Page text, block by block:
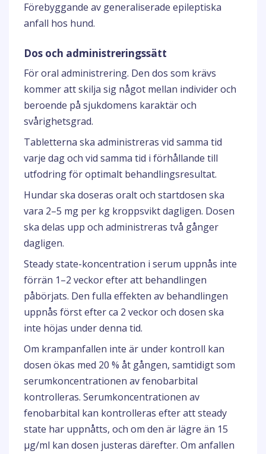
Förebyggande av generaliserade epileptiska
anfall hos hund.
Dos och administreringssätt
För oral administrering. Den dos som krävs
kommer att skilja sig något mellan individer och
beroende på sjukdomens karaktär och
svårighetsgrad.
Tabletterna ska administreras vid samma tid
varje dag och vid samma tid i förhållande till
utfodring för optimalt behandlingsresultat.
Hundar ska doseras oralt och startdosen ska
vara 2–5 mg per kg kroppsvikt dagligen. Dosen
ska delas upp och administreras två gånger
dagligen.
Steady state-koncentration i serum uppnås inte
förrän 1–2 veckor efter att behandlingen
påbörjats. Den fulla effekten av behandlingen
uppnås först efter ca 2 veckor och dosen ska
inte höjas under denna tid.
Om krampanfallen inte är under kontroll kan
dosen ökas med 20 % åt gången, samtidigt som
serumkoncentrationen av fenobarbital
kontrolleras. Serumkoncentrationen av
fenobarbital kan kontrolleras efter att steady
state har uppnåtts, och om den är lägre än 15
µg/ml kan dosen justeras därefter. Om anfallen